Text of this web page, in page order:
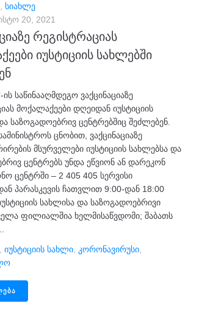
, სიახლე
20, 2021
რეგისტრაციას
იუსტიციის სახლებში
ის საწინააღმდეგო ვაქცინაციაზე
მოქალაქეები დღეიდან იუსტიციის
საზოგადოებრივ ცენტრებშიც შეძლებენ.
ცნობით, ვაქცინაციაზე
მსურველები იუსტიციის სახლებსა და
ცენტრებს უნდა ეწვიონ ან დარეკონ
ცენტრში – 2 405 405 სერვისი
პარასკევის ჩათვლით 9:00-დან 18:00
სახლისა და საზოგადოებრივი
ფილიალშია ხელმისაწვდომი; შაბათს
, Იუსტიციის Სახლი, Კორონავირუსი,